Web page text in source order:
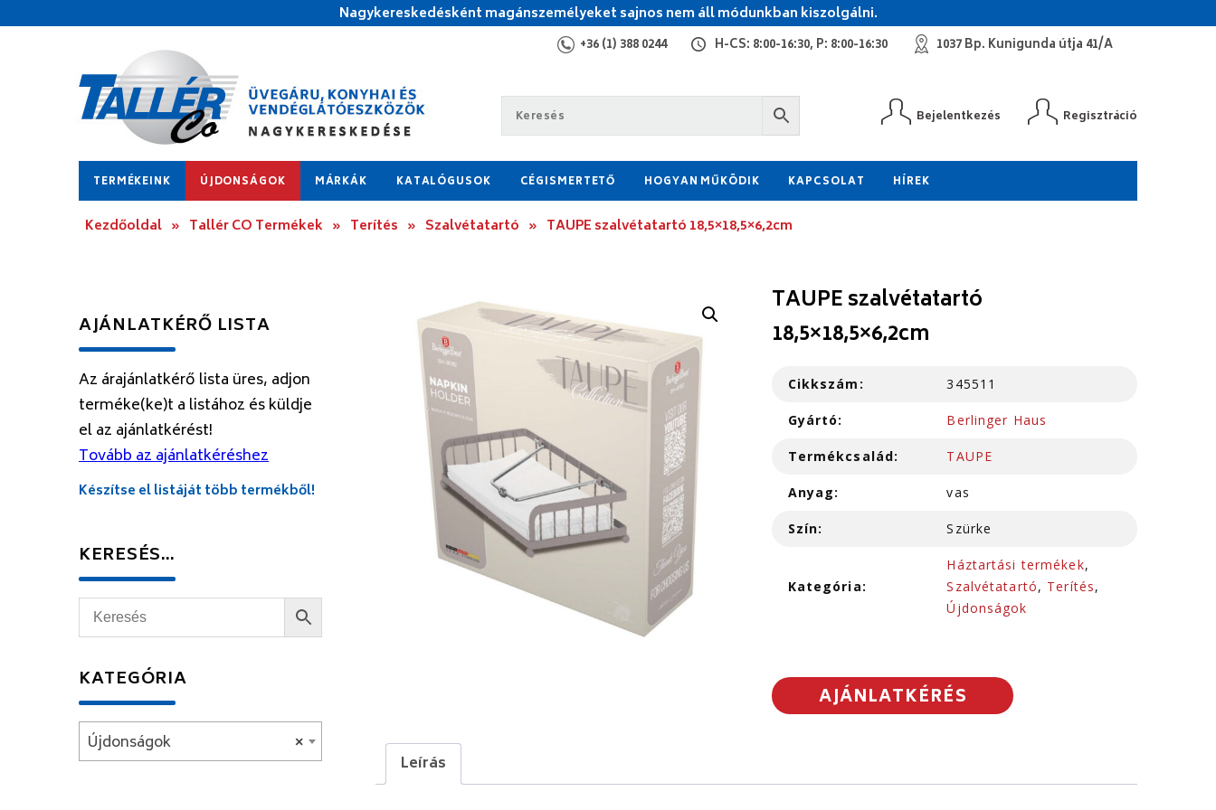
Nagykereskedésként magánszemélyeket sajnos nem áll módunkban kiszolgálni.
+36 (1) 388 0244 H-CS: 8:00-16:30, P: 8:00-16:30 1037 Bp. Kunigunda útja 41/A
Bejelentkezés Regisztráció
TERMÉKEINK ÚJDONSÁGOK MÁRKÁK KATALÓGUSOK CÉGISMERTETŐ HOGYAN MŰKÖDIK KAPCSOLAT HÍREK
Kezdőoldal » Tallér CO Termékek » Terítés » Szalvétatartó » TAUPE szalvétatartó 18,5×18,5×6,2cm
TAUPE szalvétatartó
18,5×18,5×6,2cm
Cikkszám: 345511
Gyártó: Berlinger Haus
Termékcsalád: TAUPE
Anyag: vas
Szín: Szürke
Kategória:
Háztartási termékek,
Szalvétatartó, Terítés,
Újdonságok
AJÁNLATKÉRÉS
Leírás
AJÁNLATKÉRŐ LISTA
Az árajánlatkérő lista üres, adjon
terméke(ke)t a listához és küldje
el az ajánlatkérést!
Tovább az ajánlatkéréshez
Készítse el listáját több termékből!
KERESÉS…
KATEGÓRIA
×
Újdonságok